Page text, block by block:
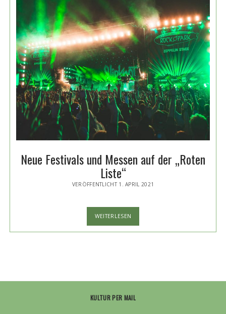
Neue Festivals und Messen auf der „Roten
Liste“
VERÖFFENTLICHT 1. APRIL 2021
WEITERLESEN
FESTIVALS
LISTE“
KULTUR PER MAIL